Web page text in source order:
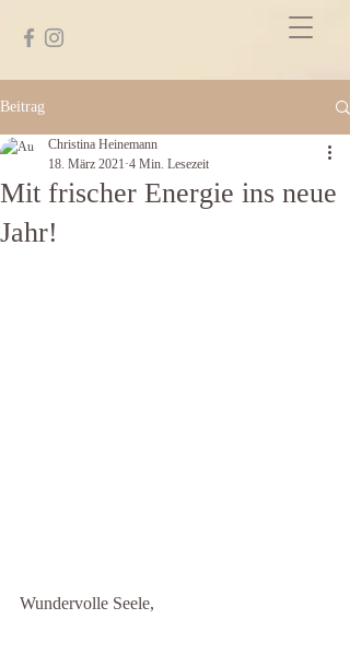
Beitrag
Mit frischer Energie ins neue
Jahr!
Christina Heinemann
18. März 2021 4 Min. Lesezeit
Wundervolle Seele,